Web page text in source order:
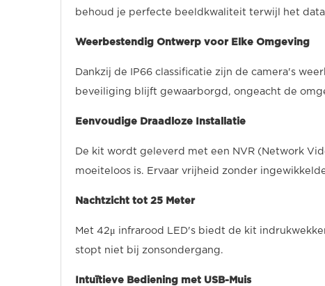
behoud je perfecte beeldkwaliteit terwijl het
Weerbestendig Ontwerp voor Elke Omgeving
Dankzij de IP66 classificatie zijn de camera's
beveiliging blijft gewaarborgd, ongeacht de
Eenvoudige Draadloze Installatie
De kit wordt geleverd met een NVR (Network
moeiteloos is. Ervaar vrijheid zonder
Nachtzicht tot 25 Meter
Met 42μ infrarood LED's biedt de kit
stopt niet bij zonsondergang.
Intuïtieve Bediening met USB-Muis